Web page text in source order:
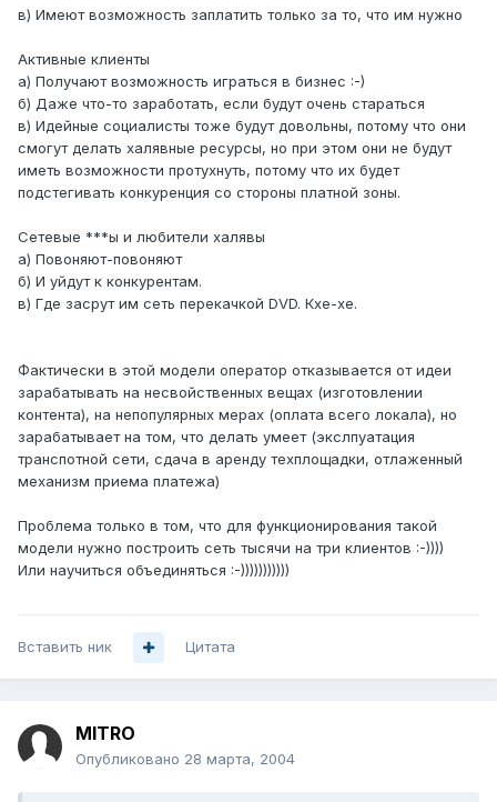
в) Имеют возможность заплатить только за то, что им нужно
Активные клиенты
а) Получают возможность играться в бизнес :-)
б) Даже что-то заработать, если будут очень стараться
в) Идейные социалисты тоже будут довольны, потому что они
смогут делать халявные ресурсы, но при этом они не будут
иметь возможности протухнуть, потому что их будет
подстегивать конкуренция со стороны платной зоны.
Сетевые ***ы и любители халявы
а) Повоняют-повоняют
б) И уйдут к конкурентам.
в) Где засрут им сеть перекачкой DVD. Кхе-хе.
Фактически в этой модели оператор отказывается от идеи
зарабатывать на несвойственных вещах (изготовлении
контента), на непопулярных мерах (оплата всего локала), но
зарабатывает на том, что делать умеет (экслпуатация
транспотной сети, сдача в аренду техплощадки, отлаженный
механизм приема платежа)
Проблема только в том, что для функционирования такой
модели нужно построить сеть тысячи на три клиентов :-))))
Или научиться объединяться :-)))))))))))
Вставить ник Цитата
MITRO
Опубликовано 28 марта, 2004